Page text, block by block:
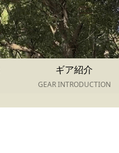
ギア紹介
GEAR INTRODUCTION